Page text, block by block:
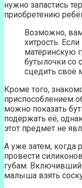
нужно запастись
приобретению
Возможно,
хитрость.
материнскую
бутылочки со
сцедить своё
Кроме того,
приспособлением
можно показать
подержать её,
этот предмет не
А уже затем, когда
провести
губам.
малыша взять